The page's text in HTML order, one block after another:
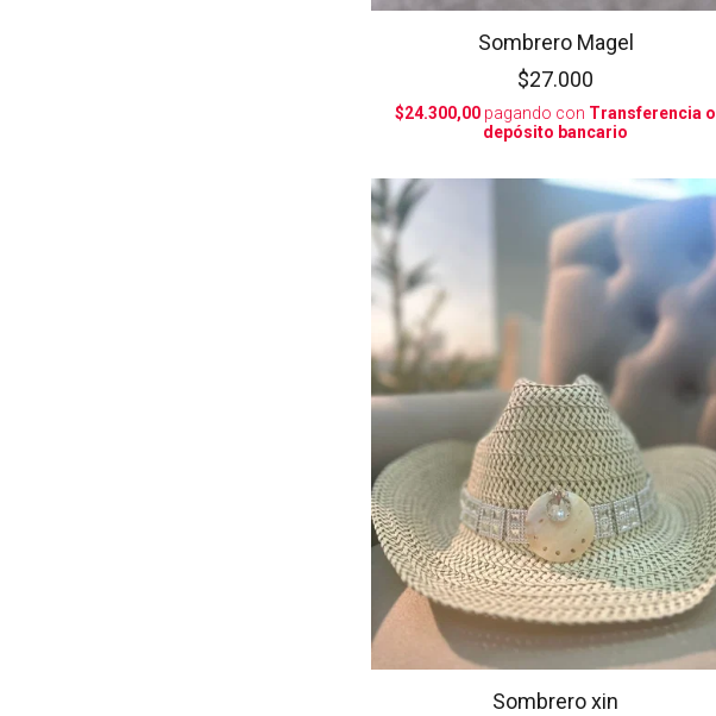
Sombrero Magel
$27.000
$24.300,00 pagando con Transferencia o
depósito bancario
Sombrero xin